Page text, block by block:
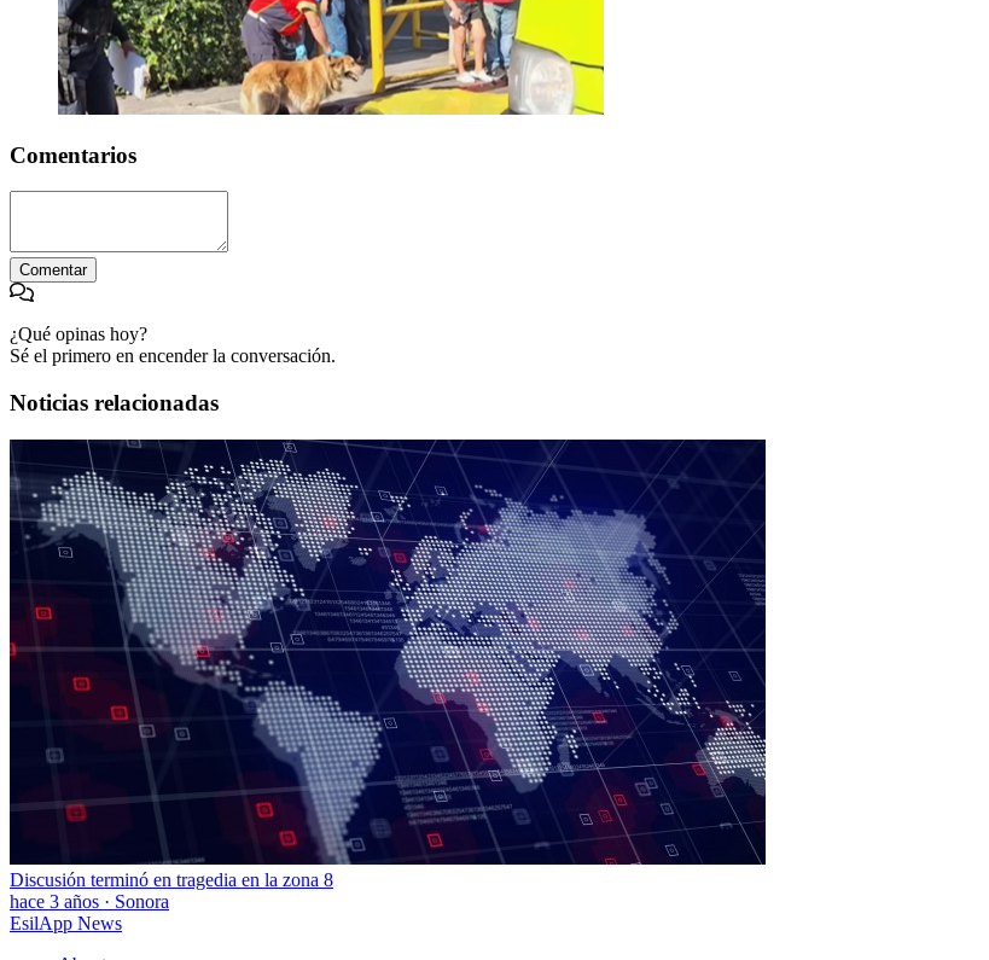
Comentarios
Comentar
¿Qué opinas hoy?
Sé el primero en encender la conversación.
Noticias relacionadas
Discusión terminó en tragedia en la zona 8
hace 3 años · Sonora
EsilApp News